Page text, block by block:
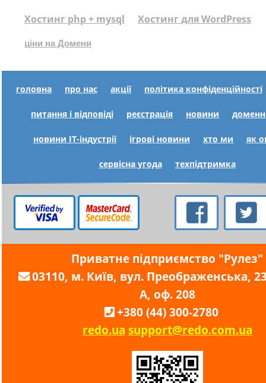
Хостинг php + mysql Хостинг для WordPress
ціни на Домени
головна про нас акції політика конфіденційності
питання і відповіді реєстрація новини
новини IT-індустрії ігрові новини хто ми як
сервісна угода техпідтримка
Приватне підприємство "Рулез"
03110, м. Київ, вул. Преображенська,
А, оф. 208
+380 (44) 300-2780
redo.ua support@redo.com.ua